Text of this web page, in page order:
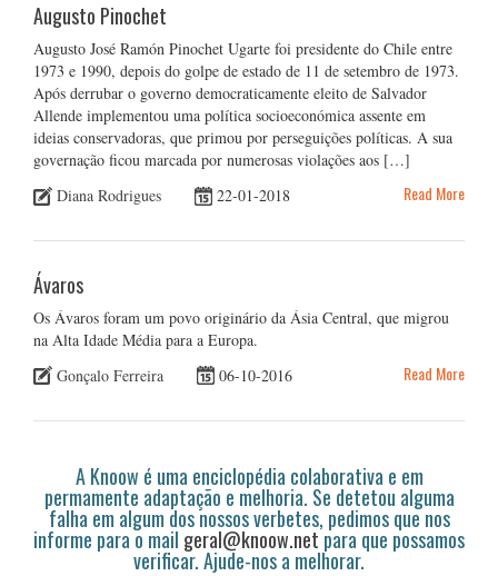
Augusto Pinochet
Augusto José Ramón Pinochet Ugarte foi presidente do Chile entre
1973 e 1990, depois do golpe de estado de 11 de setembro de 1973.
Após derrubar o governo democraticamente eleito de Salvador
Allende implementou uma política socioeconómica assente em
ideias conservadoras, que primou por perseguições políticas. A sua
governação ficou marcada por numerosas violações aos […]
Diana Rodrigues
22-01-2018 Read More
Ávaros
Os Ávaros foram um povo originário da Ásia Central, que migrou
na Alta Idade Média para a Europa.
Gonçalo Ferreira
06-10-2016 Read More
A Knoow é uma enciclopédia colaborativa e em
permamente adaptação e melhoria. Se detetou alguma
falha em algum dos nossos verbetes, pedimos que nos
informe para o mail geral@knoow.netpara que possamos
verificar. Ajude-nos a melhorar.